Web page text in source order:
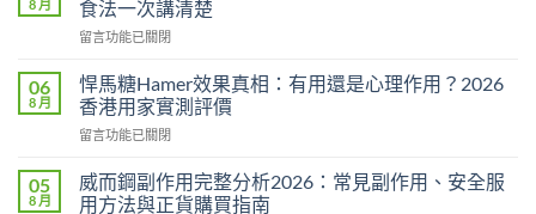
8 月
食法一次講清楚
在
利
勁
用
法
量
完
留言功能已關閉
06
8 月
悍馬糖Hamer效果真相：有用還是心理作用？2026
香港用家實測評價
在
馬
糖
留言功能已關閉
05
8 月
威而鋼副作用完整分析2026：常見副作用、安全服
用方法與正貨購買指南